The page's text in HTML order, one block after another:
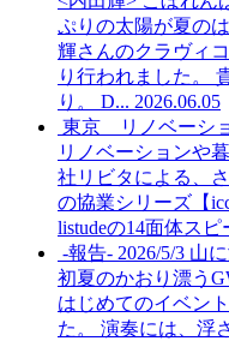
ぷりの太陽が夏の
輝さんのクラヴィ
り行われました。
り。 D... 2026.06.05
東京 リノベーシ
リノベーションや
社リビタによる、
の協業シリーズ【
listudeの14面体スピ
-報告- 2026/5/3 山
初夏のかおり漂う
はじめてのイベン
た。 演奏には、浮